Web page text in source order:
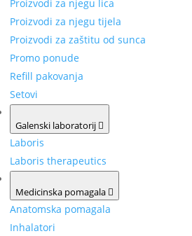
Proizvodi za njegu lica
Proizvodi za njegu tijela
Proizvodi za zaštitu od sunca
Promo ponude
Refill pakovanja
Setovi
Galenski laboratorij
Laboris
Laboris therapeutics
Medicinska pomagala
Anatomska pomagala
Inhalatori